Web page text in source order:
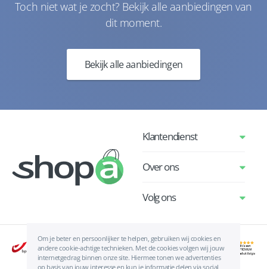
Toch niet wat je zocht? Bekijk alle aanbiedingen van
dit moment.
Bekijk alle aanbiedingen
Om je beter en persoonlijker te helpen, gebruiken wij cookies en
andere cookie-achtige technieken. Met de cookies volgen wij jouw
internetgedrag binnen onze site. Hiermee tonen we advertenties
op basis van jouw interesse en kun je informatie delen via social
Klantendienst
Over ons
Volg ons